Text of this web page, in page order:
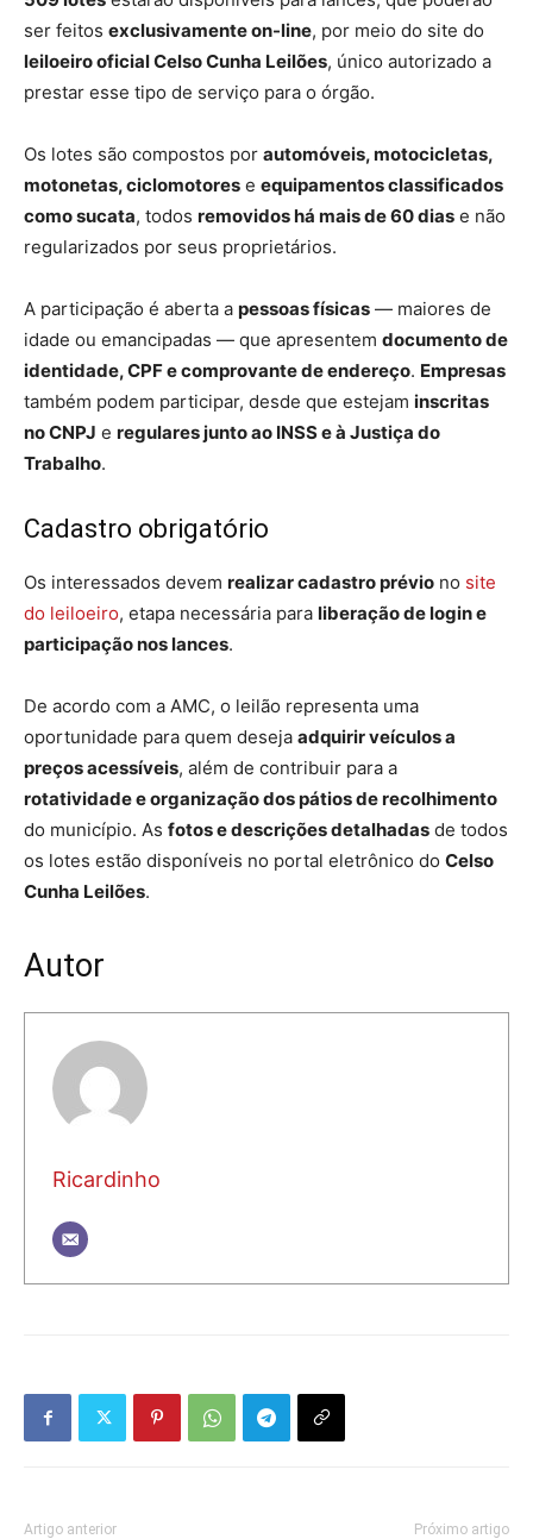
ser feitos exclusivamente on-line, por meio do site do
leiloeiro oficial Celso Cunha Leilões, único autorizado a
prestar esse tipo de serviço para o órgão.
Os lotes são compostos por automóveis, motocicletas,
motonetas, ciclomotores e equipamentos classificados
como sucata, todos removidos há mais de 60 dias e não
regularizados por seus proprietários.
A participação é aberta a pessoas físicas — maiores de
idade ou emancipadas — que apresentem documento de
identidade, CPF e comprovante de endereço. Empresas
também podem participar, desde que estejam inscritas
no CNPJ e regulares junto ao INSS e à Justiça do
Trabalho.
Cadastro obrigatório
Os interessados devem realizar cadastro prévio no site
do leiloeiro, etapa necessária para liberação de login e
participação nos lances.
De acordo com a AMC, o leilão representa uma
oportunidade para quem deseja adquirir veículos a
preços acessíveis, além de contribuir para a
rotatividade e organização dos pátios de recolhimento
do município. As fotos e descrições detalhadas de todos
os lotes estão disponíveis no portal eletrônico do Celso
Cunha Leilões.
Autor
Ricardinho
Artigo anterior Próximo artigo